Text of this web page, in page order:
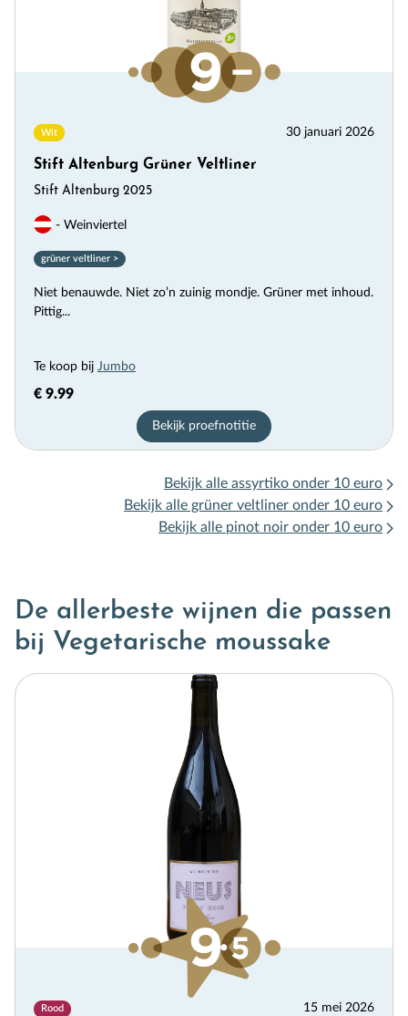
Wit 30 januari 2026
Stift Altenburg Grüner Veltliner
Stift Altenburg 2025
- Weinviertel
grüner veltliner >
Niet benauwde. Niet zo’n zuinig mondje. Grüner met inhoud.
Pittig...
Te koop bij Jumbo
€ 9.99
Bekijk proefnotitie
Bekijk alle assyrtiko onder 10 euro
Bekijk alle grüner veltliner onder 10 euro
Bekijk alle pinot noir onder 10 euro
De allerbeste wijnen die passen
bij Vegetarische moussake
Rood 15 mei 2026